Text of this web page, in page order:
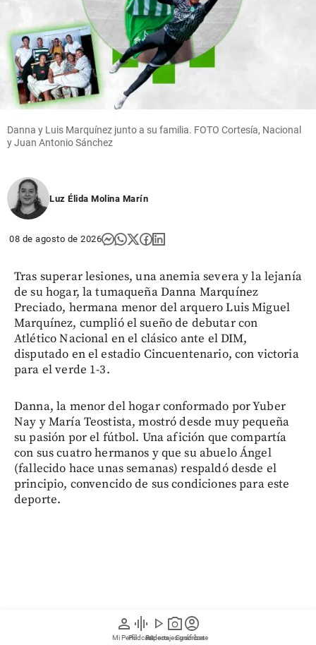
person
Mi Perfil
graphic_eq
Pódcast
play_arrow
Videos
photo_camera
Reportajes gráficos
account_circle
Suscríbete
Danna y Luis Marquínez junto a su familia. FOTO Cortesía, Nacional
y Juan Antonio Sánchez
Luz Élida Molina Marín
08 de agosto de 2026
Tras superar lesiones, una anemia severa y la lejanía
de su hogar, la tumaqueña Danna Marquínez
Preciado, hermana menor del arquero Luis Miguel
Marquínez, cumplió el sueño de debutar con
Atlético Nacional en el clásico ante el DIM,
disputado en el estadio Cincuentenario, con victoria
para el verde 1-3.
Danna, la menor del hogar conformado por Yuber
Nay y María Teostista, mostró desde muy pequeña
su pasión por el fútbol. Una afición que compartía
con sus cuatro hermanos y que su abuelo Ángel
(fallecido hace unas semanas) respaldó desde el
principio, convencido de sus condiciones para este
deporte.